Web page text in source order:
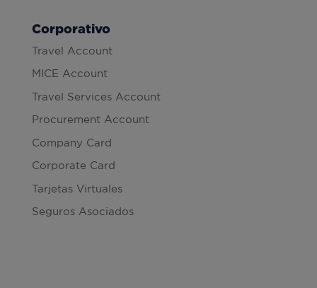
Corporativo
Travel Account
MICE Account
Travel Services Account
Procurement Account
Company Card
Corporate Card
Tarjetas Virtuales
Seguros Asociados